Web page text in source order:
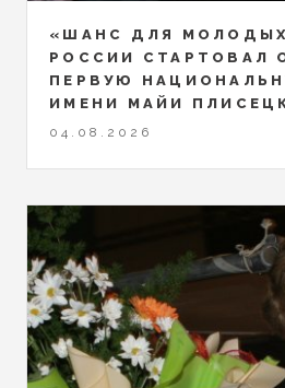
«ШАНС ДЛЯ МОЛОДЫХ
РОССИИ СТАРТОВАЛ
ПЕРВУЮ
ИМЕНИ МАЙИ
04.08.2026